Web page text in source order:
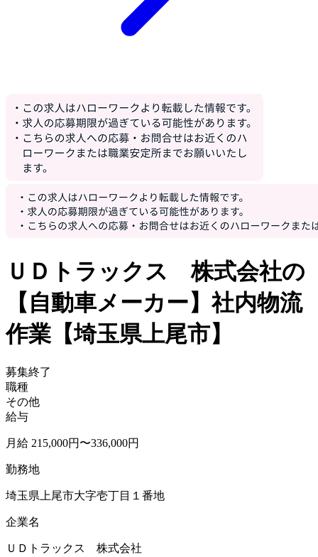
ＵＤトラックス 株式会社の
【自動車メーカー】社内物流
作業【埼玉県上尾市】
募集終了
職種
その他
給与
月給 215,000円〜336,000円
勤務地
埼玉県上尾市大字壱丁目１番地
企業名
ＵＤトラックス 株式会社